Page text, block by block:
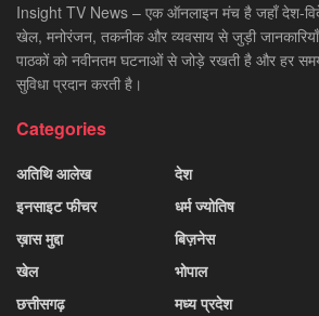
Insight TV News – एक ऑनलाइन मंच है जहाँ देश-
खेल, मनोरंजन, तकनीक और व्यवसाय से जुड़ी
पाठकों को नवीनतम घटनाओं से जोड़े रखती है और हर
सुविधा प्रदान करती है।
Categories
अतिथि आलेख
इनसाइट फीचर
ख़ास मुद्दा
खेल
छत्तीसगढ़
देश
धर्म ज्योतिष
बिज़नेस
भोपाल
मध्य प्रदेश